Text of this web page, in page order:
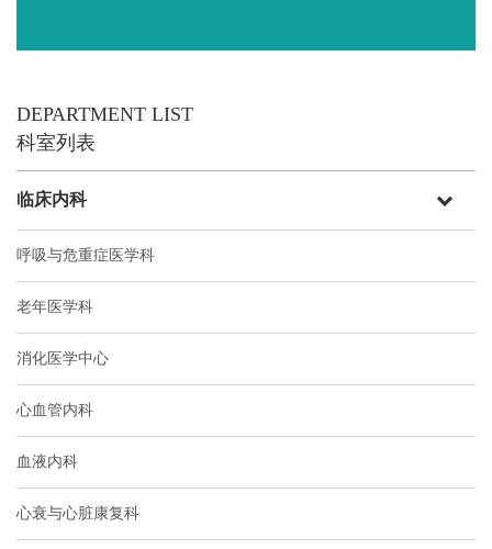
DEPARTMENT LIST
科室列表
临床内科
呼吸与危重症医学科
老年医学科
消化医学中心
心血管内科
血液内科
心衰与心脏康复科